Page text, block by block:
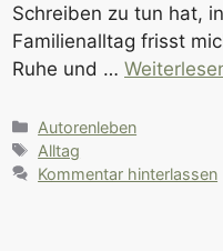
Schreiben zu tun hat,
Familienalltag frisst
Ruhe und …
Kategorien
Autorenleben
Schlagwörter
Alltag
Kommentar hinterlassen